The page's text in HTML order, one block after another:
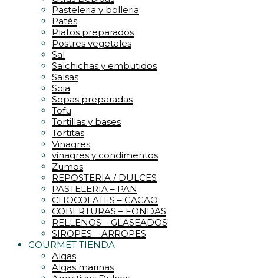
Pasteleria y bolleria
Patés
Platos preparados
Postres vegetales
Sal
Salchichas y embutidos
Salsas
Soja
Sopas preparadas
Tofu
Tortillas y bases
Tortitas
Vinagres
vinagres y condimentos
Zumos
REPOSTERIA / DULCES
PASTELERIA – PAN
CHOCOLATES – CACAO
COBERTURAS – FONDAS
RELLENOS – GLASEADOS
SIROPES – ARROPES
GOURMET TIENDA
Algas
Algas marinas